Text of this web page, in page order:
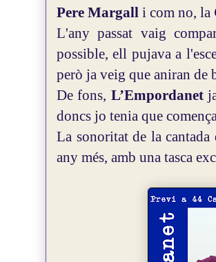
Pere Margall i com no, la
L'any passat vaig
possible, ell pujava a
però ja veig que aniran de
De fons, L’Empordanet
doncs jo tenia que
La sonoritat de la
any més, amb una tasca